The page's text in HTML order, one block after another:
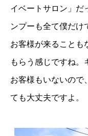
イベートサロン」だ
ンプーも全て僕だけ
お客様が来ることも
もらう感じですね。
お客様もいないので
ても大丈夫ですよ。